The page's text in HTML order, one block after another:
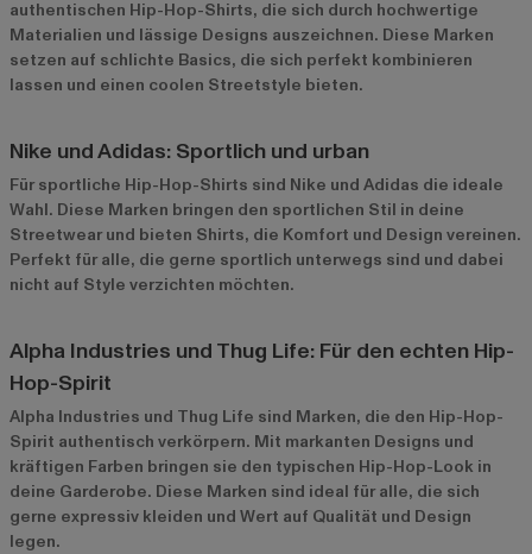
authentischen Hip-Hop-Shirts, die sich durch hochwertige
Materialien und lässige Designs auszeichnen. Diese Marken
setzen auf schlichte Basics, die sich perfekt kombinieren
lassen und einen coolen Streetstyle bieten.
Nike und Adidas: Sportlich und urban
Für sportliche Hip-Hop-Shirts sind Nike und Adidas die ideale
Wahl. Diese Marken bringen den sportlichen Stil in deine
Streetwear und bieten Shirts, die Komfort und Design vereinen.
Perfekt für alle, die gerne sportlich unterwegs sind und dabei
nicht auf Style verzichten möchten.
Alpha Industries und Thug Life: Für den echten Hip-
Hop-Spirit
Alpha Industries und Thug Life sind Marken, die den Hip-Hop-
Spirit authentisch verkörpern. Mit markanten Designs und
kräftigen Farben bringen sie den typischen Hip-Hop-Look in
deine Garderobe. Diese Marken sind ideal für alle, die sich
gerne expressiv kleiden und Wert auf Qualität und Design
legen.